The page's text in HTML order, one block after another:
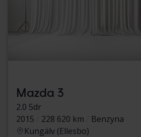
Mazda 3
2.0 5dr
2015
228 620 km
Benzyna
Kungälv (Ellesbo)